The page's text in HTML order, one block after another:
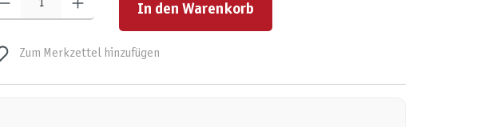
In den Warenkorb
Zum Merkzettel hinzufügen